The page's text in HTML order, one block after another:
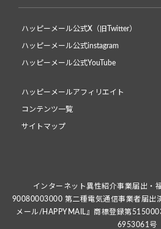
ハッピーメール公式X（旧Twitter）
ハッピーメール公式instagram
ハッピーメール公式YouTube
ハッピーメールアフィリエイト
コンテンツ一覧
サイトマップ
インターネット異性紹介事業届出・
90080003000 第二種電気通信事業者届出
メール/HAPPYMAIL』商標登録第
6953061号